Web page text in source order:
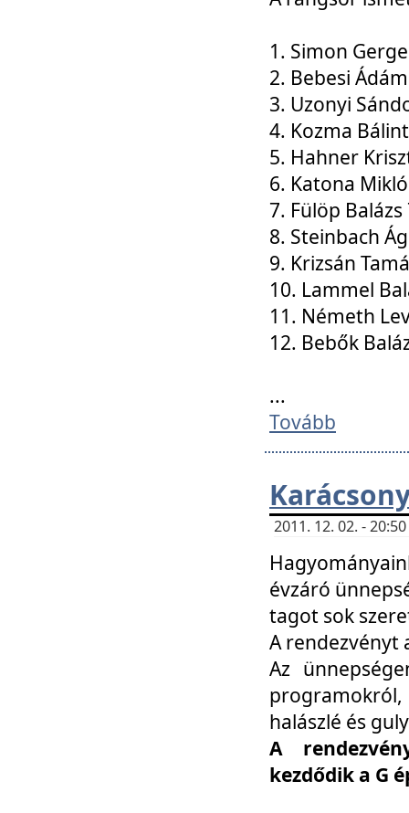
1. Simon
2. Bebesi
3. Uzonyi
4. Kozma
5. Hahner
6. Katona
7. Fülöp
8. Steinbach
9. Krizsán
10. Lammel
11. Németh
12. Bebők
...
Tovább
2011. 12. 02. -
évzáró
tagot sok
A rendezvényt
Az
halászlé és
A
kezdődik a G